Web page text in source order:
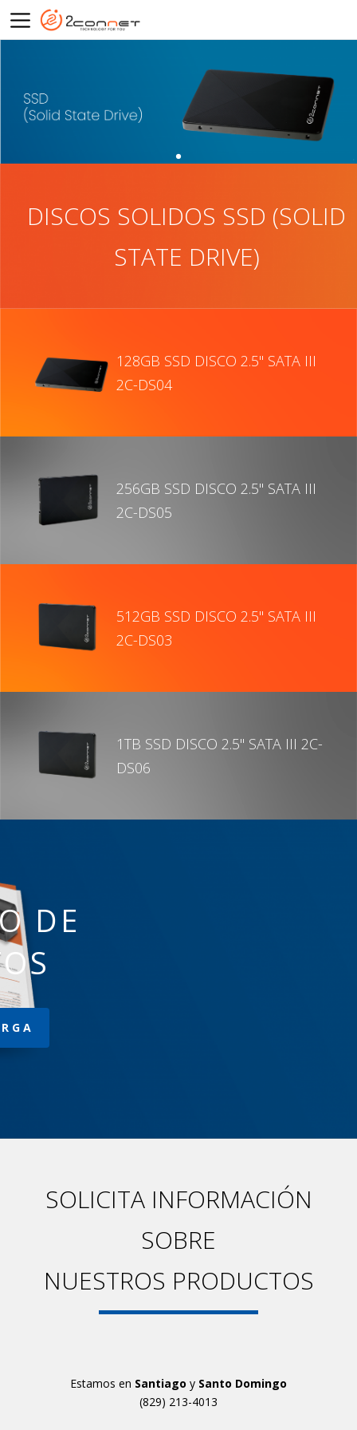
DISCOS SOLIDOS SSD (SOLID
STATE DRIVE)
128GB SSD DISCO 2.5" SATA III
2C-DS04
256GB SSD DISCO 2.5" SATA III
2C-DS05
512GB SSD DISCO 2.5" SATA III
2C-DS03
1TB SSD DISCO 2.5" SATA III 2C-
DS06
DE
SOLICITA INFORMACIÓN
SOBRE
NUESTROS PRODUCTOS
Estamos en Santiago y Santo Domingo
(829) 213-4013